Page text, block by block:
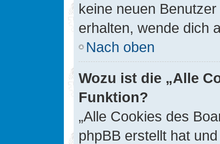
keine neuen
erhalten, wende dich
Nach oben
Wozu ist die „Alle
Funktion?
„Alle Cookies des
phpBB erstellt hat